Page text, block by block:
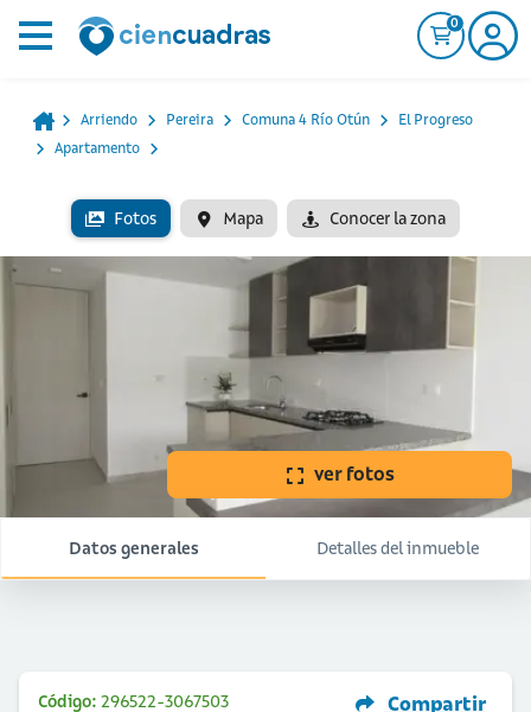
0
Arriendo Pereira Comuna 4 Río Otún
El Progreso
Apartamento
Fotos Mapa Conocer la zona
ver fotos
Datos generales Detalles del inmueble
Código: 296522-3067503 Compartir